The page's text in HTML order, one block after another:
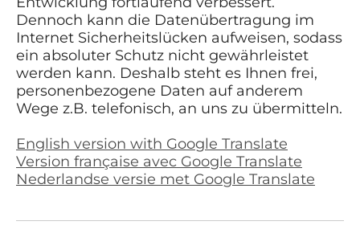
Dennoch kann die Datenübertragung im
Internet Sicherheitslücken aufweisen, sodass
ein absoluter Schutz nicht gewährleistet
werden kann. Deshalb steht es Ihnen frei,
personenbezogene Daten auf anderem
Wege z.B. telefonisch, an uns zu übermitteln.
English version with Google Translate
Version française avec Google Translate
Nederlandse versie met Google Translate